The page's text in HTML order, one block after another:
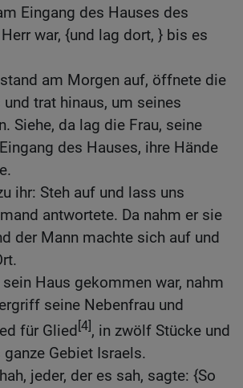
Eingang des Hauses des
war, {und lag dort, } bis es
am Morgen auf, öffnete die
trat hinaus, um seines
Siehe, da lag die Frau, seine
des Hauses, ihre Hände
ihr: Steh auf und lass uns
antwortete. Da nahm er sie
der Mann machte sich auf und
Haus gekommen war, nahm
seine Nebenfrau und
für Glied[4], in zwölf Stücke und
Gebiet Israels.
jeder, der es sah, sagte: {So